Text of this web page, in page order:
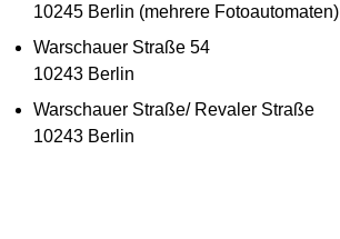
10245 Berlin (mehrere Fotoautomaten)
Warschauer Straße 54
10243 Berlin
Warschauer Straße/ Revaler Straße
10243 Berlin